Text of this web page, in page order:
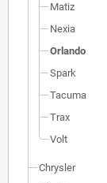
Matiz
Nexia
Orlando
Spark
Tacuma
Trax
Volt
Chrysler